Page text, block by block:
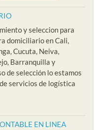
y seleccion para
domiciliario en Cali,
Cucuta, Neiva,
Barranquilla y
de selección lo estamos
servicios de logística
EN LINEA